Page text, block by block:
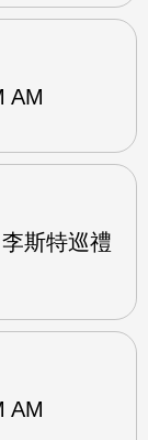
AM
斯特巡禮
AM